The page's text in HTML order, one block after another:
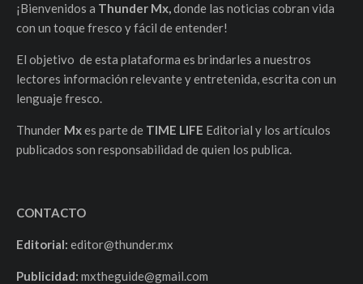
¡Bienvenidos a Thunder Mx,donde las noticias cobran vida
con un toque fresco y fácil de entender!
El objetivo de esta plataforma es brindarles a nuestros
lectores información relevante y entretenida, escrita con un
lenguaje fresco.
Thunder Mxes parte de TIME LIFE Editorial y los artículos
publicados son responsabilidad de quien los publica.
CONTACTO
Editorial: editor@thunder.mx
Publicidad: mxtheguide@gmail.com